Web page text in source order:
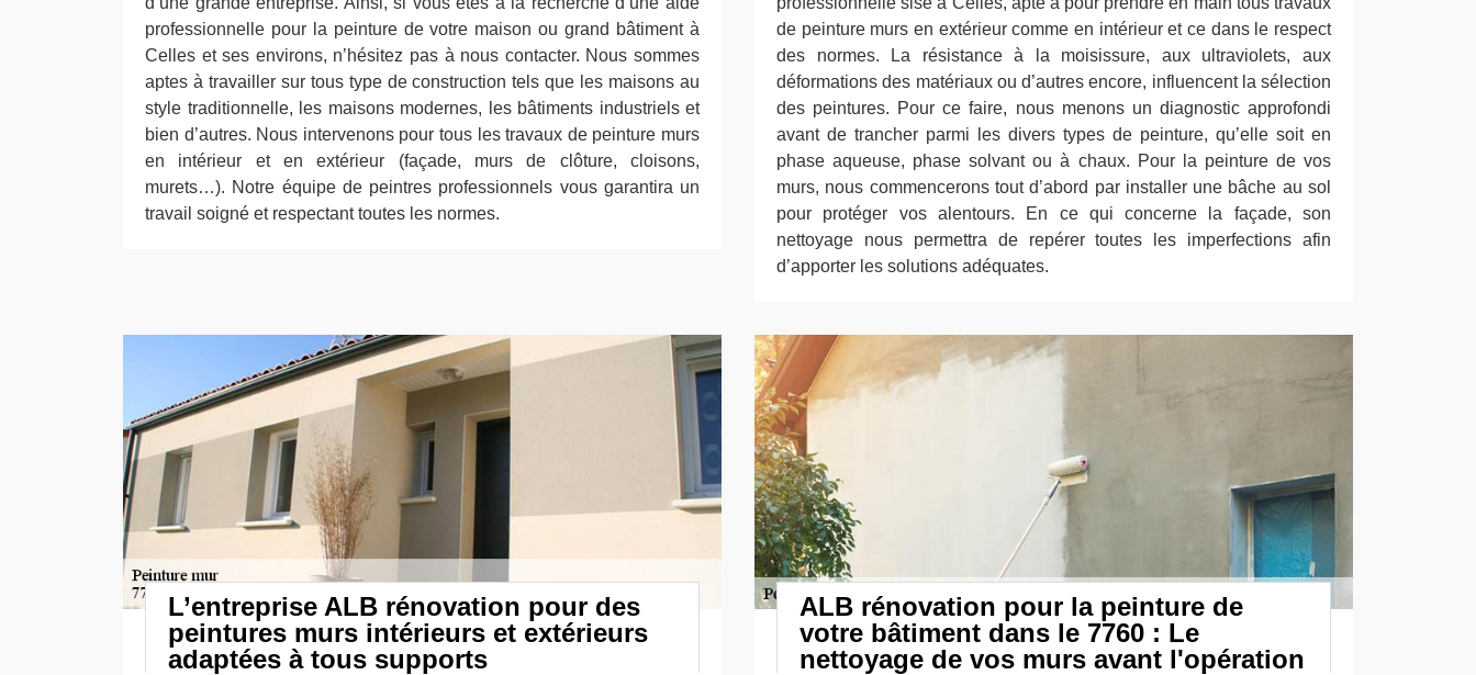
professionnelle pour la peinture de votre maison ou grand bâtiment à
Celles et ses environs, n’hésitez pas à nous contacter. Nous sommes
aptes à travailler sur tous type de construction tels que les maisons au
style traditionnelle, les maisons modernes, les bâtiments industriels et
bien d’autres. Nous intervenons pour tous les travaux de peinture murs
en intérieur et en extérieur (façade, murs de clôture, cloisons,
murets…). Notre équipe de peintres professionnels vous garantira un
travail soigné et respectant toutes les normes.
de peinture murs en extérieur comme en intérieur et ce dans le respect
des normes. La résistance à la moisissure, aux ultraviolets, aux
déformations des matériaux ou d’autres encore, influencent la sélection
des peintures. Pour ce faire, nous menons un diagnostic approfondi
avant de trancher parmi les divers types de peinture, qu’elle soit en
phase aqueuse, phase solvant ou à chaux. Pour la peinture de vos
murs, nous commencerons tout d’abord par installer une bâche au sol
pour protéger vos alentours. En ce qui concerne la façade, son
nettoyage nous permettra de repérer toutes les imperfections afin
d’apporter les solutions adéquates.
L’entreprise ALB rénovation pour des
peintures murs intérieurs et extérieurs
adaptées à tous supports
ALB rénovation pour la peinture de
votre bâtiment dans le 7760 : Le
nettoyage de vos murs avant l'opération